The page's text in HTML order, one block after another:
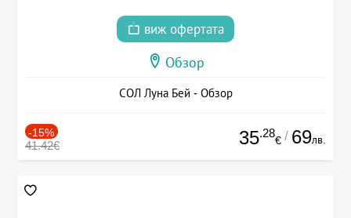
виж офертата
Обзор
СОЛ Луна Бей - Обзор
-15%
41.42€ 35.28
€ / 69лв.